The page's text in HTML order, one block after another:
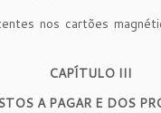
nos cartões
CAPÍTULO III
A PAGAR E DOS